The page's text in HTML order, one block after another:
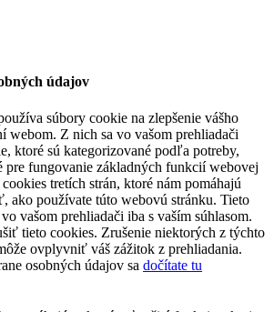
údajov
súbory cookie na zlepšenie vášho
webom. Z nich sa vo vašom prehliadači
ktoré sú kategorizované podľa potreby,
pre fungovanie základných funkcií webovej
tretích strán, ktoré nám pomáhajú
ako používate túto webovú stránku. Tieto
vašom prehliadači iba s vaším súhlasom.
tieto cookies. Zrušenie niektorých z týchto
ovplyvniť váš zážitok z prehliadania.
osobných údajov sa dočítate tu